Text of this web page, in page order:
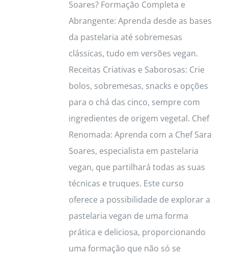
Soares? Formação Completa e
Abrangente: Aprenda desde as bases
da pastelaria até sobremesas
clássicas, tudo em versões vegan.
Receitas Criativas e Saborosas: Crie
bolos, sobremesas, snacks e opções
para o chá das cinco, sempre com
ingredientes de origem vegetal. Chef
Renomada: Aprenda com a Chef Sara
Soares, especialista em pastelaria
vegan, que partilhará todas as suas
técnicas e truques. Este curso
oferece a possibilidade de explorar a
pastelaria vegan de uma forma
prática e deliciosa, proporcionando
uma formação que não só se